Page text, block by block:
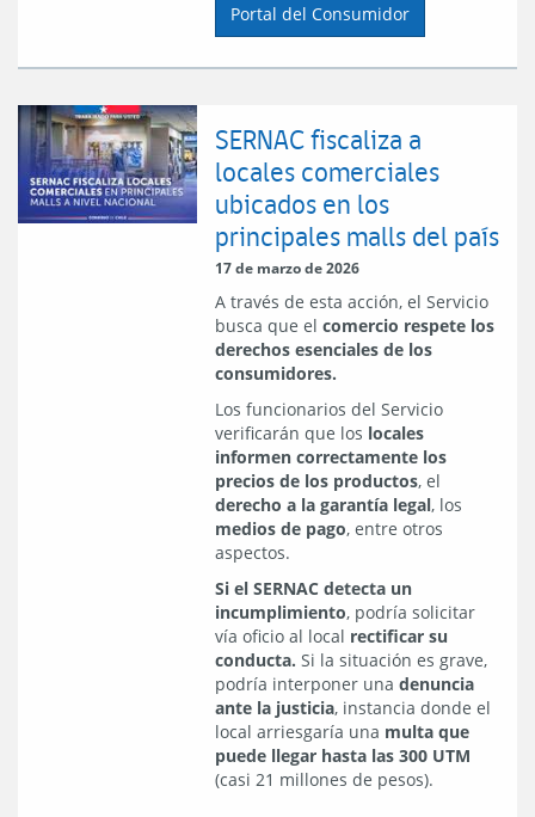
Portal del Consumidor
SERNAC fiscaliza a
locales comerciales
ubicados en los
principales malls del país
17 de marzo de 2026
A través de esta acción, el Servicio
busca que el comercio respete los
derechos esenciales de los
consumidores.
Los funcionarios del Servicio
verificarán que los locales
informen correctamente los
precios de los productos, el
derecho a la garantía legal, los
medios de pago, entre otros
aspectos.
Si el SERNAC detecta un
incumplimiento, podría solicitar
vía oficio al local rectificar su
conducta. Si la situación es grave,
podría interponer una denuncia
ante la justicia, instancia donde el
local arriesgaría una multa que
puede llegar hasta las 300 UTM
(casi 21 millones de pesos).